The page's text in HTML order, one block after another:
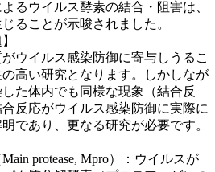
るウイルス酵素の結合・阻害は、
ることが示唆されました。
ウイルス感染防御に寄与しうるこ
高い研究となります。しかしなが
た体内でも同様な現象（結合反
反応がウイルス感染防御に実際に
であり、更なる研究が必要です。
protease, Mpro）：ウイルスが